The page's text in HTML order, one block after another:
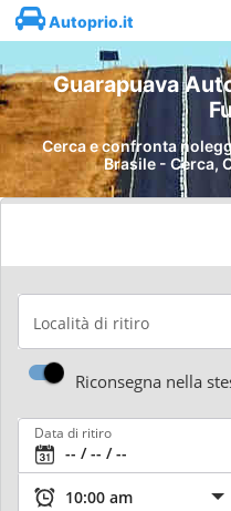
Autoprio.it
Guarapuava
Cerca e confronta
Brasile - Cerca,
Località di ritiro
Riconsegna nella
Data di ritiro